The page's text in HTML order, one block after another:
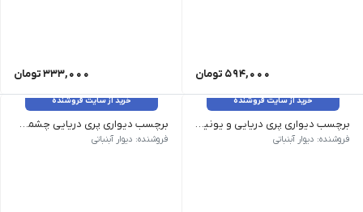
594,000 تومان 333,000تومان
خرید از سایت فروشنده
برچسب دیواری پری دریایی و یونیکورن کد 1431
فروشنده: دیوار آبنباتی
خرید از سایت فروشنده
برچسب دیواری پری دریایی چشمک زن کد 1430
فروشنده: دیوار آبنباتی